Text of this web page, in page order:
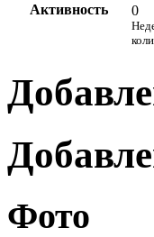
Активность
0
Фото